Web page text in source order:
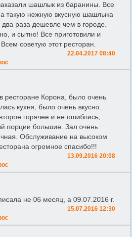
шашлык из баранины. Все
такую нежную вкусную шашлыка
раза дешевле чем в городе.
и сытно! Все приготовили и
советую этот ресторан.
22.04.2017 08:40
ресторане Корона, было очень
кухня, было очень вкусно.
горячее и не ошиблись,
порции большие. Зал очень
Обслуживание на высоком
огромное спасибо!!!
13.09.2016 20:08
не 06 месяц, а 09.07.2016 г.
15.07.2016 12:30